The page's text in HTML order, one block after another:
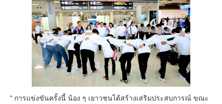
" การแข่งขันครั้งนี้ น้อง ๆ เยาวชนได้สร้างเสริมประสบการณ์ ขณะ